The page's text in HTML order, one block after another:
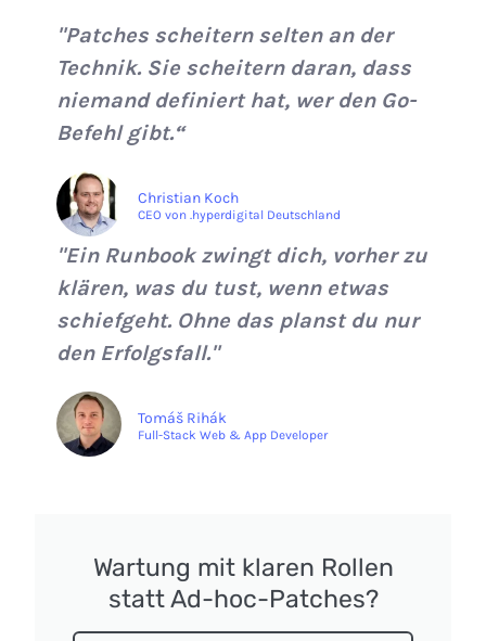
"Patches scheitern selten an der
Technik. Sie scheitern daran, dass
niemand definiert hat, wer den Go-
Befehl gibt.“
Christian Koch
CEO von .hyperdigital Deutschland
"Ein Runbook zwingt dich, vorher zu
klären, was du tust, wenn etwas
schiefgeht. Ohne das planst du nur
den Erfolgsfall."
Tomáš Rihák
Full-Stack Web & App Developer
Wartung mit klaren Rollen
statt Ad-hoc-Patches?